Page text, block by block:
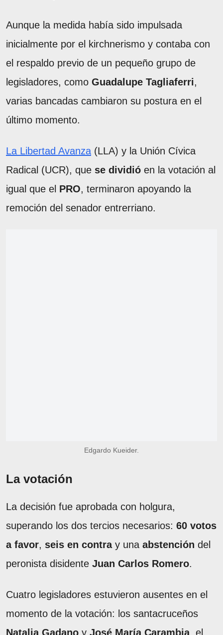
Aunque la medida había sido impulsada
inicialmente por el kirchnerismo y contaba con
el respaldo previo de un pequeño grupo de
legisladores, como Guadalupe Tagliaferri,
varias bancadas cambiaron su postura en el
último momento.
La Libertad Avanza (LLA) y la Unión Cívica
Radical (UCR), que se dividió en la votación al
igual que el PRO, terminaron apoyando la
remoción del senador entrerriano.
Edgardo Kueider.
La votación
La decisión fue aprobada con holgura,
superando los dos tercios necesarios: 60 votos
a favor, seis en contray una abstención del
peronista disidente Juan Carlos Romero.
Cuatro legisladores estuvieron ausentes en el
momento de la votación: los santacruceños
Natalia Gadano y José María Carambia , el